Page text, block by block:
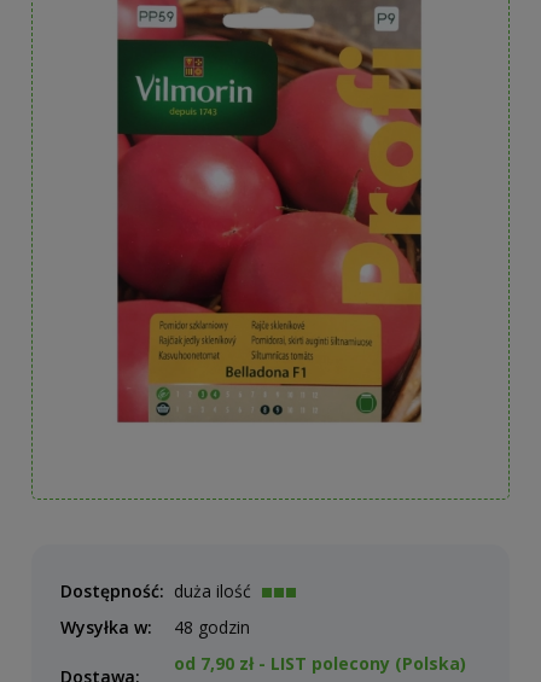
Dostępność: duża ilość
Wysyłka w:
48 godzin
Dostawa:
od 7,90 zł - LIST polecony (Polska)